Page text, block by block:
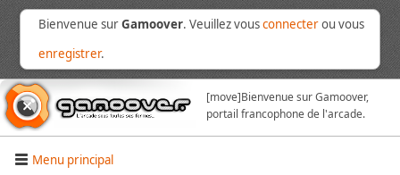
Bienvenue surGamoover. Veuillez vousconnecterou vous
enregistrer.
[move]Bienvenue sur Gamoover,
portail francophone de l'arcade.
Menu principal